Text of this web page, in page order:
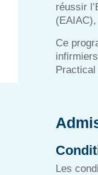
réussir
Ce
Les